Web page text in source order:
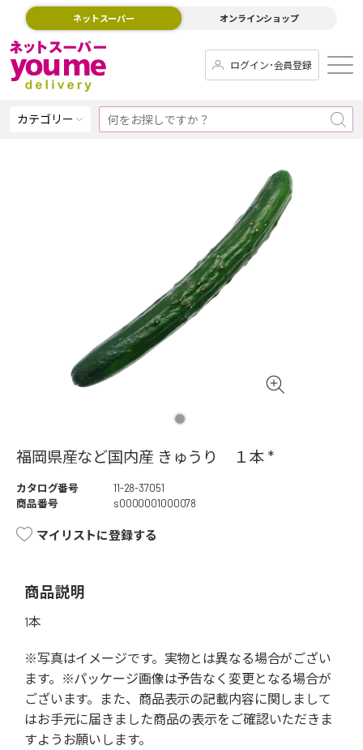
ネットスーパー オンラインショップ
ログイン･会員登録
カテゴリー
福岡県産など国内産 きゅうり １本 *
カタログ番号
11-28-37051
商品番号
s0000001000078
マイリストに登録する
商品説明
1本
※写真はイメージです。実物とは異なる場合がござい
ます。※パッケージ画像は予告なく変更となる場合が
ございます。また、商品表示の記載内容に関しまして
はお手元に届きました商品の表示をご確認いただきま
すようお願いします。